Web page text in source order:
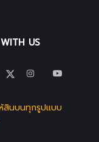
US
สินบนทุกรูปแบบ